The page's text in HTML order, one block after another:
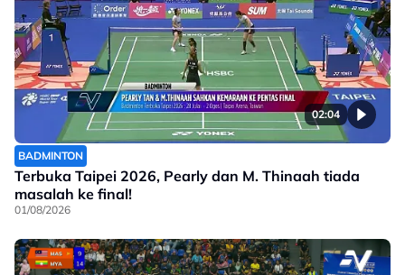
02:04
BADMINTON
Terbuka Taipei 2026, Pearly dan M. Thinaah tiada
masalah ke final!
01/08/2026